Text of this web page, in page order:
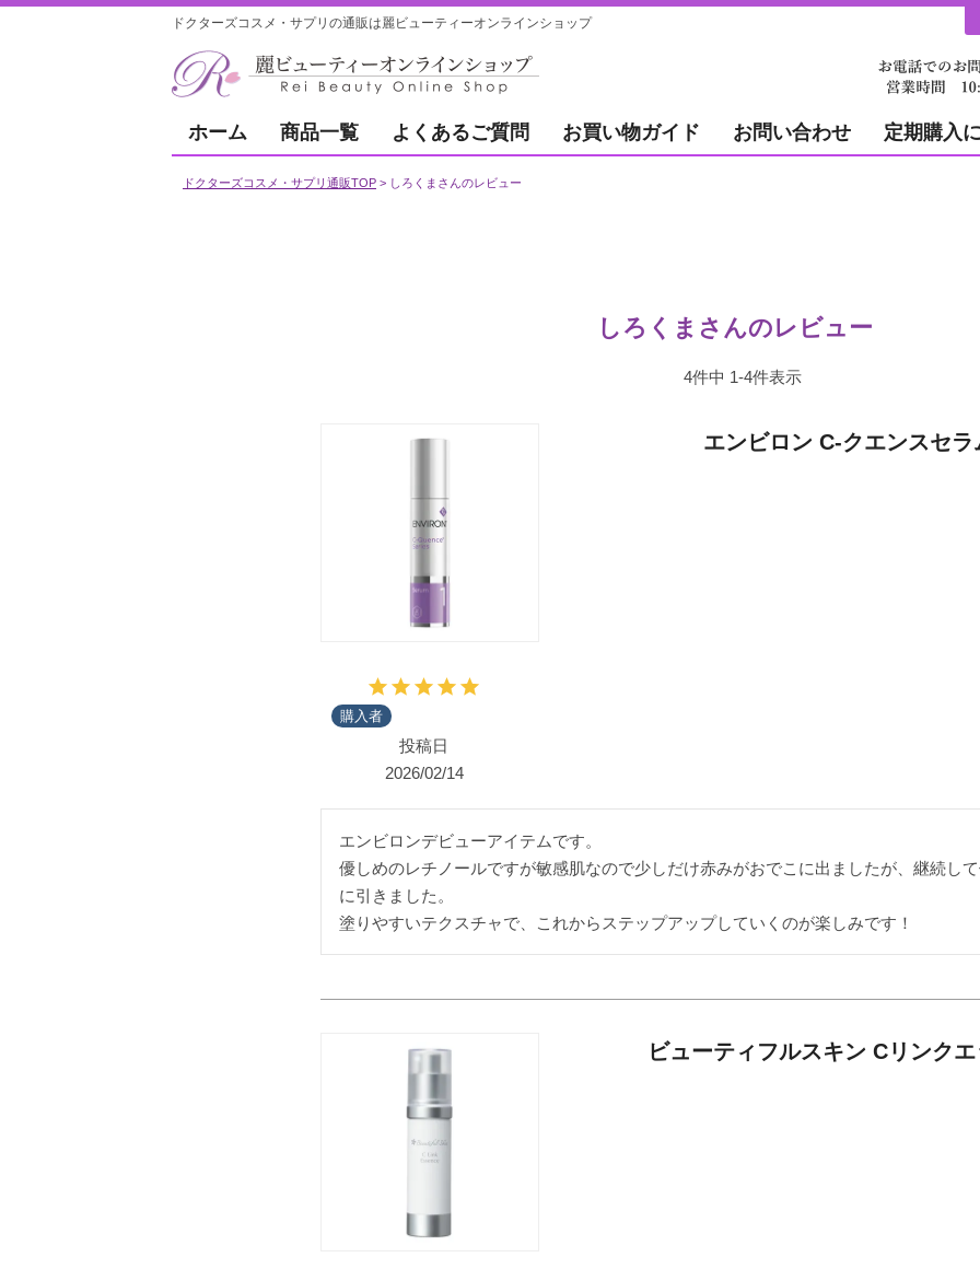
ドクターズコスメ・サプリの通販は麗ビューティーオンラインショップ
ホーム 商品一覧 よくあるご質問 お買い物ガイド お問い合わせ 定期購入
ドクターズコスメ・サプリ通販TOP しろくまさんのレビュー
しろくまさんのレビュー
4件中 1-4件表示
エンビロン C-クエンスセラ
購入者
投稿日
2026/02/14
エンビロンデビューアイテムです。
優しめのレチノールですが敏感肌なので少しだけ赤みがおでこに出ましたが、継続し
に引きました。
塗りやすいテクスチャで、これからステップアップしていくのが楽しみです！
ビューティフルスキン Cリンク